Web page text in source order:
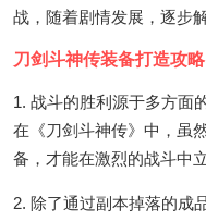
战，随着剧情发展，逐步
刀剑斗神传装备打造攻略
1. 战斗的胜利源于多方面
在《刀剑斗神传》中，虽
备，才能在激烈的战斗中
2. 除了通过副本掉落的成